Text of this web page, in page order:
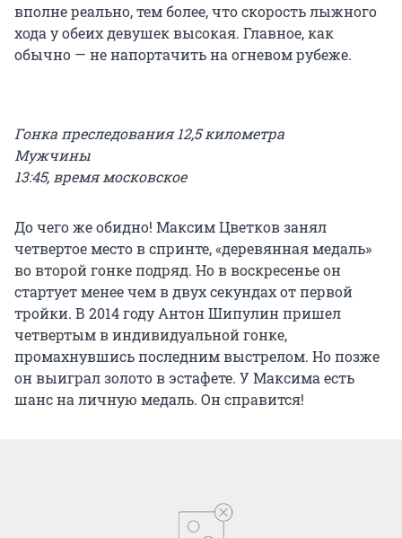
вполне реально, тем более, что скорость лыжного
хода у обеих девушек высокая. Главное, как
обычно — не напортачить на огневом рубеже.
Гонка преследования 12,5 километра
Мужчины
13:45, время московское
До чего же обидно! Максим Цветков занял
четвертое место в спринте, «деревянная медаль»
во второй гонке подряд. Но в воскресенье он
стартует менее чем в двух секундах от первой
тройки. В 2014 году Антон Шипулин пришел
четвертым в индивидуальной гонке,
промахнувшись последним выстрелом. Но позже
он выиграл золото в эстафете. У Максима есть
шанс на личную медаль. Он справится!